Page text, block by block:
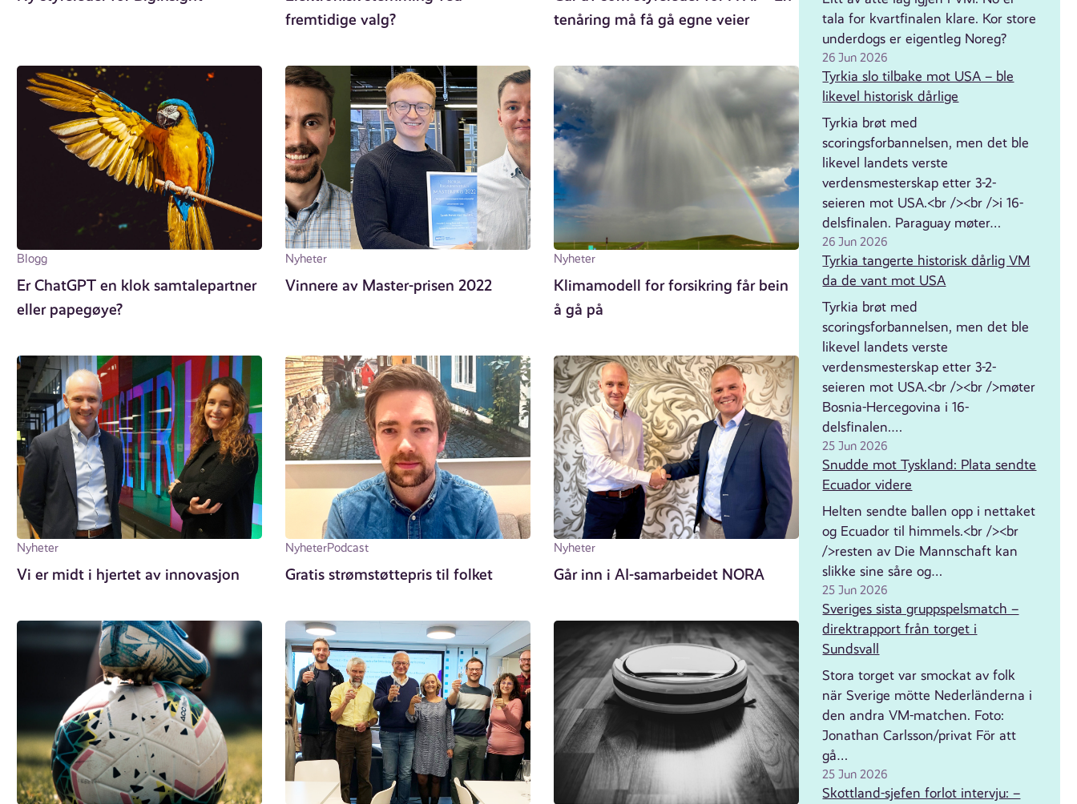
fremtidige valg?
tenåring må få gå egne veier
Blogg
Er ChatGPT en klok samtale­partner
eller papegøye?
Nyheter
Vinnere av Master-prisen 2022
Nyheter
Klimamodell for forsikring får bein
å gå på
Nyheter
Vi er midt i hjertet av innovasjon
NyheterPodcast
Gratis strømstøttepris til folket
Nyheter
Går inn i AI-samarbeidet NORA
tala for kvartfinalen klare. Kor store
underdogs er eigentleg Noreg?
26 Jun 2026
Tyrkia slo tilbake mot USA – ble
likevel historisk dårlige
Tyrkia brøt med
scoringsforbannelsen, men det ble
likevel landets verste
verdensmesterskap etter 3-2-
seieren mot USA.<br /><br />i 16-
delsfinalen. Paraguay møter…
26 Jun 2026
Tyrkia tangerte historisk dårlig VM
da de vant mot USA
Tyrkia brøt med
scoringsforbannelsen, men det ble
likevel landets verste
verdensmesterskap etter 3-2-
seieren mot USA.<br /><br />møter
Bosnia-Hercegovina i 16-
delsfinalen.…
25 Jun 2026
Snudde mot Tyskland: Plata sendte
Ecuador videre
Helten sendte ballen opp i nettaket
og Ecuador til himmels.<br /><br
/>resten av Die Mannschaft kan
slikke sine såre og…
25 Jun 2026
Sveriges sista gruppspelsmatch –
direktrapport från torget i
Sundsvall
Stora torget var smockat av folk
när Sverige mötte Nederländerna i
den andra VM-matchen. Foto:
Jonathan Carlsson/privat För att
gå…
25 Jun 2026
Skottland-sjefen forlot intervju: –